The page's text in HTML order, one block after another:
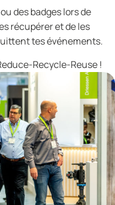
des badges lors de
récupérer et de les
tes événements.
Recycle-Reuse !